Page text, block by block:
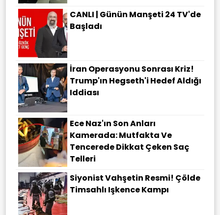
CANLI | Günün Manşeti 24 TV'de
Başladı
İran Operasyonu Sonrası Kriz!
Trump'ın Hegseth'i Hedef Aldığı
Iddiası
Ece Naz'ın Son Anları
Kamerada: Mutfakta Ve
Tencerede Dikkat Çeken Saç
Telleri
Siyonist Vahşetin Resmi! Çölde
Timsahlı Işkence Kampı